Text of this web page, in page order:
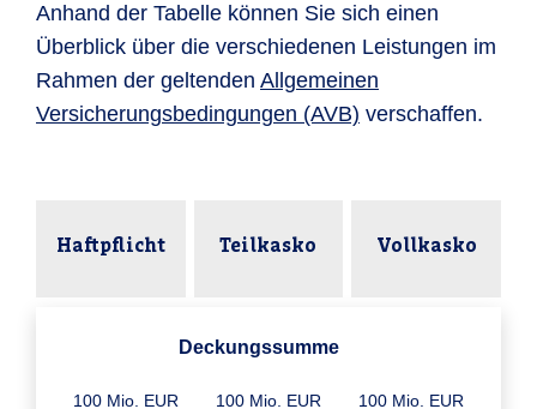
Anhand der Tabelle können Sie sich einen
Überblick über die verschiedenen Leistungen im
Rahmen der geltenden Allgemeinen
Versicherungsbedingungen (AVB) verschaffen.
Haftpflicht Teilkasko Vollkasko
Deckungssumme
100 Mio. EUR 100 Mio. EUR 100 Mio. EUR